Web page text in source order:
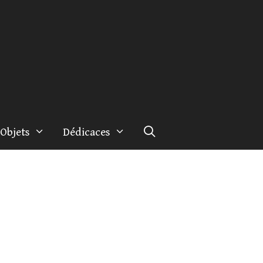
Objets Dédicaces